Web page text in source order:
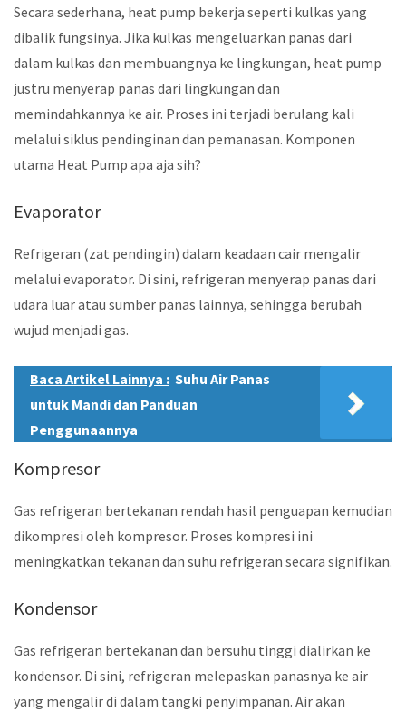
Secara sederhana, heat pump bekerja seperti kulkas yang
dibalik fungsinya. Jika kulkas mengeluarkan panas dari
dalam kulkas dan membuangnya ke lingkungan, heat pump
justru menyerap panas dari lingkungan dan
memindahkannya ke air. Proses ini terjadi berulang kali
melalui siklus pendinginan dan pemanasan. Komponen
utama Heat Pump apa aja sih?
Evaporator
Refrigeran (zat pendingin) dalam keadaan cair mengalir
melalui evaporator. Di sini, refrigeran menyerap panas dari
udara luar atau sumber panas lainnya, sehingga berubah
wujud menjadi gas.
Baca Artikel Lainnya : Suhu Air Panas
untuk Mandi dan Panduan
Penggunaannya
Kompresor
Gas refrigeran bertekanan rendah hasil penguapan kemudian
dikompresi oleh kompresor. Proses kompresi ini
meningkatkan tekanan dan suhu refrigeran secara signifikan.
Kondensor
Gas refrigeran bertekanan dan bersuhu tinggi dialirkan ke
kondensor. Di sini, refrigeran melepaskan panasnya ke air
yang mengalir di dalam tangki penyimpanan. Air akan